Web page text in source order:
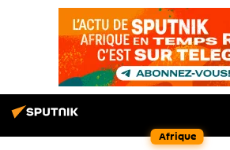
Afrique